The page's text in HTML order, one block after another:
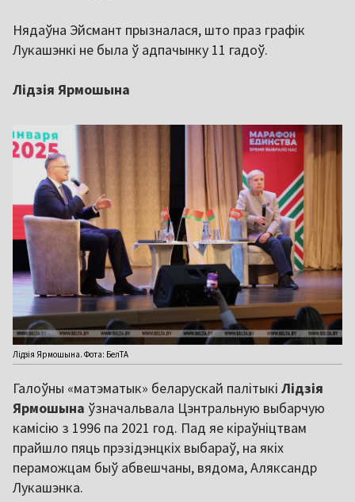
Нядаўна Эйсмант прызналася, што праз графік
Лукашэнкі не была ў адпачынку 11 гадоў.
Лідзія Ярмошына
Лідзія Ярмошына. Фота: БелТА
Галоўны «матэматык» беларускай палітыкі Лідзія
Ярмошына ўзначальвала Цэнтральную выбарчую
камісію з 1996 па 2021 год. Пад яе кіраўніцтвам
прайшло пяць прэзідэнцкіх выбараў, на якіх
пераможцам быў абвешчаны, вядома, Аляксандр
Лукашэнка.